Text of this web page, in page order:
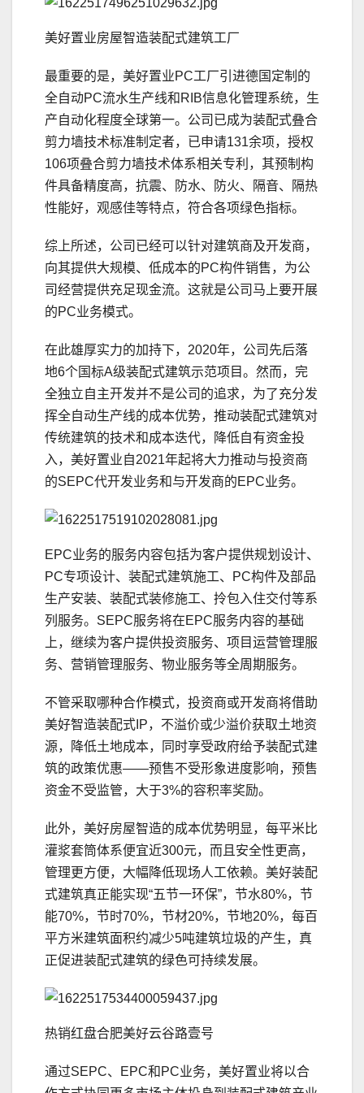
美好置业房屋智造装配式建筑工厂
最重要的是，美好置业PC工厂引进德国定制的
全自动PC流水生产线和RIB信息化管理系统，生
产自动化程度全球第一。公司已成为装配式叠合
剪力墙技术标准制定者，已申请131余项，授权
106项叠合剪力墙技术体系相关专利，其预制构
件具备精度高，抗震、防水、防火、隔音、隔热
性能好，观感佳等特点，符合各项绿色指标。
综上所述，公司已经可以针对建筑商及开发商，
向其提供大规模、低成本的PC构件销售，为公
司经营提供充足现金流。这就是公司马上要开展
的PC业务模式。
在此雄厚实力的加持下，2020年，公司先后落
地6个国标A级装配式建筑示范项目。然而，完
全独立自主开发并不是公司的追求，为了充分发
挥全自动生产线的成本优势，推动装配式建筑对
传统建筑的技术和成本迭代，降低自有资金投
入，美好置业自2021年起将大力推动与投资商
的SEPC代开发业务和与开发商的EPC业务。
EPC业务的服务内容包括为客户提供规划设计、
PC专项设计、装配式建筑施工、PC构件及部品
生产安装、装配式装修施工、拎包入住交付等系
列服务。SEPC服务将在EPC服务内容的基础
上，继续为客户提供投资服务、项目运营管理服
务、营销管理服务、物业服务等全周期服务。
不管采取哪种合作模式，投资商或开发商将借助
美好智造装配式IP，不溢价或少溢价获取土地资
源，降低土地成本，同时享受政府给予装配式建
筑的政策优惠——预售不受形象进度影响，预售
资金不受监管，大于3%的容积率奖励。
此外，美好房屋智造的成本优势明显，每平米比
灌浆套筒体系便宜近300元，而且安全性更高，
管理更方便，大幅降低现场人工依赖。美好装配
式建筑真正能实现“五节一环保”，节水80%，节
能70%，节时70%，节材20%，节地20%，每百
平方米建筑面积约减少5吨建筑垃圾的产生，真
正促进装配式建筑的绿色可持续发展。
热销红盘合肥美好云谷路壹号
通过SEPC、EPC和PC业务，美好置业将以合